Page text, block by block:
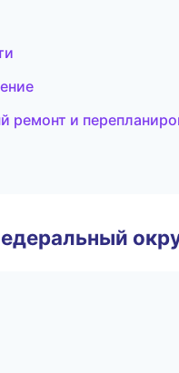
ремонт и